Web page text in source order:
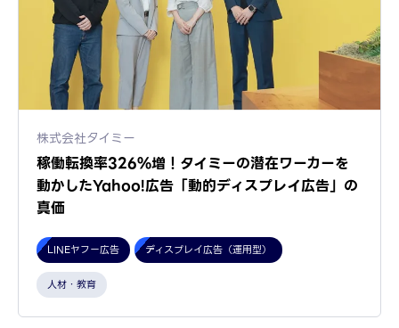
株式会社タイミー
稼働転換率326%増！タイミーの潜在ワーカーを
動かしたYahoo!広告「動的ディスプレイ広告」の
真価
LINEヤフー広告 ディスプレイ広告（運用型）
人材・教育